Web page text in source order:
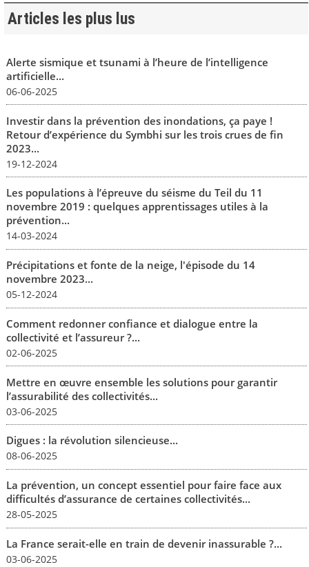
Articles les plus lus
Alerte sismique et tsunami à l’heure de l’intelligence
artificielle...
06-06-2025
Investir dans la prévention des inondations, ça paye !
Retour d’expérience du Symbhi sur les trois crues de fin
2023...
19-12-2024
Les populations à l’épreuve du séisme du Teil du 11
novembre 2019 : quelques apprentissages utiles à la
prévention...
14-03-2024
Précipitations et fonte de la neige, l'épisode du 14
novembre 2023...
05-12-2024
Comment redonner confiance et dialogue entre la
collectivité et l’assureur ?...
02-06-2025
Mettre en œuvre ensemble les solutions pour garantir
l’assurabilité des collectivités...
03-06-2025
Digues : la révolution silencieuse...
08-06-2025
La prévention, un concept essentiel pour faire face aux
difficultés d’assurance de certaines collectivités...
28-05-2025
La France serait-elle en train de devenir inassurable ?...
03-06-2025